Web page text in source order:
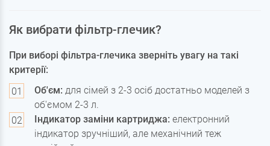
Як вибрати фільтр-глечик?
При виборі фільтра-глечика зверніть увагу на такі
критерії:
Об'єм: для сімей з 2-3 осіб достатньо моделей з
об'ємом 2-3 л.
Індикатор заміни картриджа: електронний
індикатор зручніший, але механічний теж